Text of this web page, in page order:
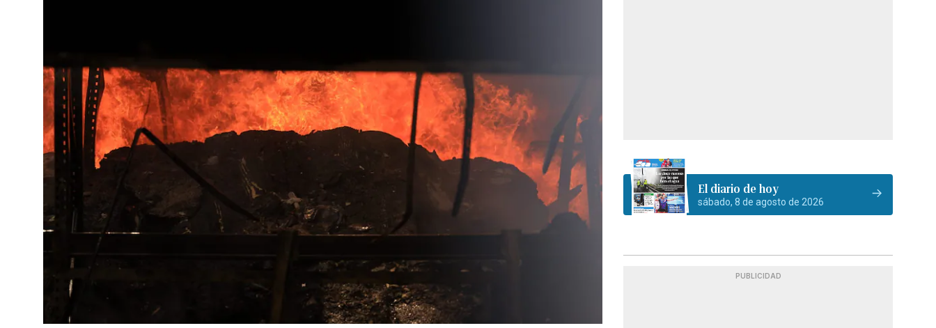
El diario de hoy
sábado, 8 de agosto de 2026
PUBLICIDAD